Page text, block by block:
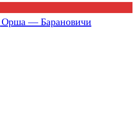
— Барановичи